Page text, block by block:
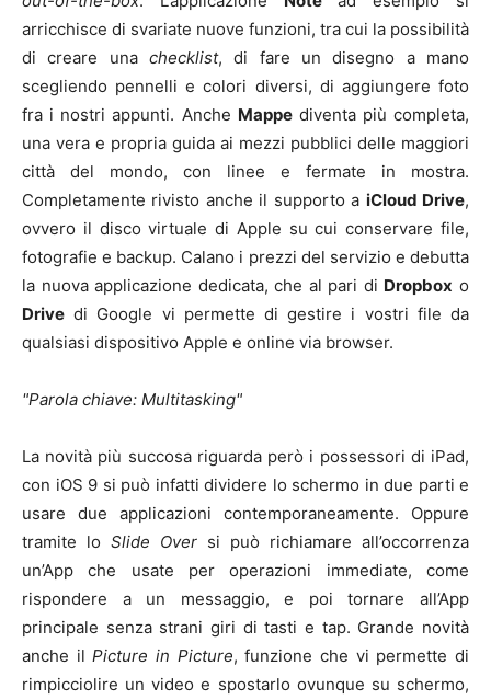
arricchisce di svariate nuove funzioni, tra cui la possibilità
di creare una checklist, di fare un disegno a mano
scegliendo pennelli e colori diversi, di aggiungere foto
fra i nostri appunti. Anche Mappediventa più completa,
una vera e propria guida ai mezzi pubblici delle maggiori
città del mondo, con linee e fermate in mostra.
Completamente rivisto anche il supporto a iCloud Drive,
ovvero il disco virtuale di Apple su cui conservare file,
fotografie e backup. Calano i prezzi del servizio e debutta
la nuova applicazione dedicata, che al pari di Dropbox o
Drive di Google vi permette di gestire i vostri file da
qualsiasi dispositivo Apple e online via browser.
Parola chiave: Multitasking
La novità più succosa riguarda però i possessori di iPad,
con iOS 9 si può infatti dividere lo schermo in due parti e
usare due applicazioni contemporaneamente. Oppure
tramite lo Slide Over si può richiamare all’occorrenza
un’App che usate per operazioni immediate, come
rispondere a un messaggio, e poi tornare all’App
principale senza strani giri di tasti e tap. Grande novità
anche ilPicture in Picture, funzione che vi permette di
rimpicciolire un video e spostarlo ovunque su schermo,